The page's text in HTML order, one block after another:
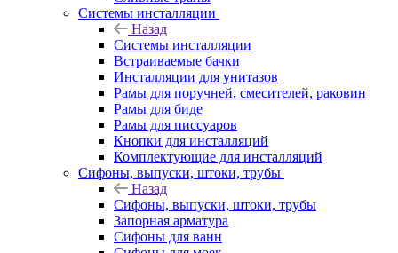
Системы инсталляции
Назад
Системы инсталляции
Встраиваемые бачки
Инсталляции для унитазов
Рамы для поручней, смесителей, раковин
Рамы для биде
Рамы для писсуаров
Кнопки для инсталляций
Комплектующие для инсталляций
Сифоны, выпуски, штоки, трубы
Назад
Сифоны, выпуски, штоки, трубы
Запорная арматура
Сифоны для ванн